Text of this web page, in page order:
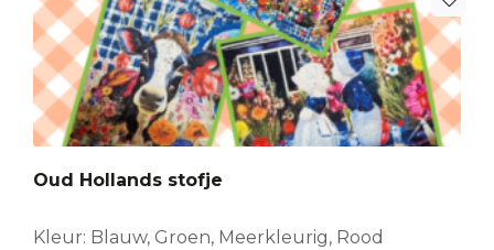
Oud Hollands stofje
Kleur: Blauw, Groen, Meerkleurig, Rood